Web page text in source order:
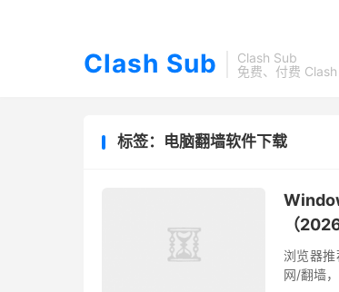
Clash Sub
Clash Sub
免费、付费
标签：电脑翻墙软件下载
（
浏览器
网/翻墙